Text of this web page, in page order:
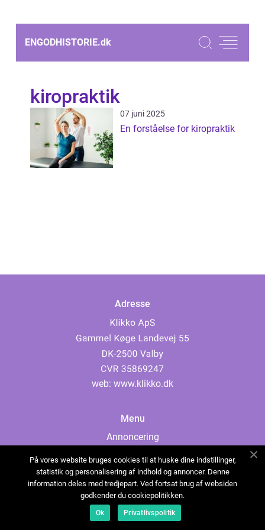
ENGODHISTORIE.dk
kiropraktik
07 juni 2025
En forståelse for kiropraktik
Adresse
web: www.klikko.dk
Menu
Annoncering
Cookies
Kontakt os
Sitemap
På vores website bruges cookies til at huske dine indstillinger,
statistik og personalisering af indhold og annoncer. Denne
information deles med tredjepart. Ved fortsat brug af websiden
godkender du cookiepolitikken.
Ok Privatlivspolitik